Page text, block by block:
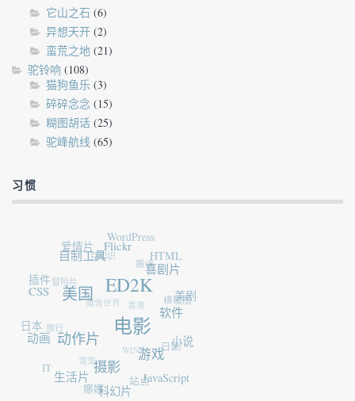
它山之石 (6)
异想天开 (2)
蛮荒之地 (21)
驼铃响 (108)
猫狗鱼乐 (3)
碎碎念念 (15)
糊图胡话 (25)
驼峰航线 (65)
习惯
电影
ED2K
美国
动作片
摄影
游戏
软件
喜剧片
Flickr
自制工具
CSS
动画
生活片
科幻片
JavaScript
小说
美剧
HTML
WordPress
爱情片
插件
日本
IT
娜娜 站点
日剧
横幅图
搬运
豆知识
冒险片
旅行
弯弯
WIN7
香港
魔兽世界